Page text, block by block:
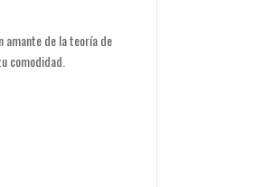
amante de la teoría de
comodidad.